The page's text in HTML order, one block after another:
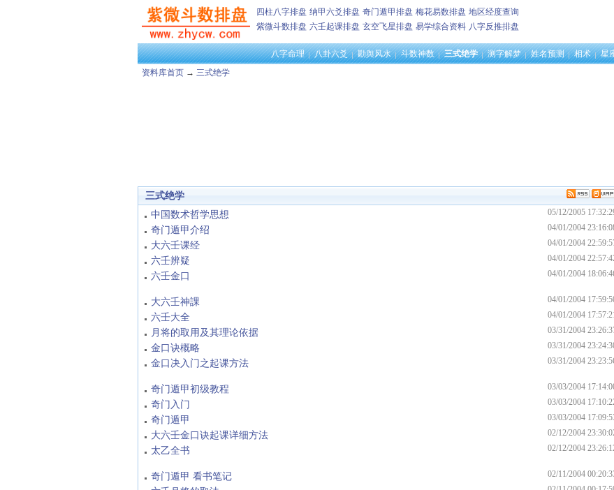
四柱八字排盘 纳甲六爻排盘 奇门遁甲排盘 梅花易数排盘 地区经度查询
紫微斗数排盘 六壬起课排盘 玄空飞星排盘 易学综合资料 八字反推排盘
八字命理
八卦六爻 勘舆风水 斗数神数 三式绝学 测字解梦 姓名预测 相术 星
资料库首页 → 三式绝学
三式绝学
05/12/2005
中国数术哲学思想
04/01/2004
奇门遁甲介绍
04/01/2004
大六壬课经
04/01/2004
六壬辨疑
04/01/2004
六壬金口
04/01/2004
大六壬神課
04/01/2004
六壬大全
03/31/2004
月将的取用及其理论依据
03/31/2004
金口诀概略
03/31/2004
金口决入门之起课方法
03/03/2004
奇门遁甲初级教程
03/03/2004
奇门入门
03/03/2004
奇门遁甲
02/12/2004
大六壬金口诀起课详细方法
02/12/2004
太乙全书
02/11/2004
奇门遁甲 看书笔记